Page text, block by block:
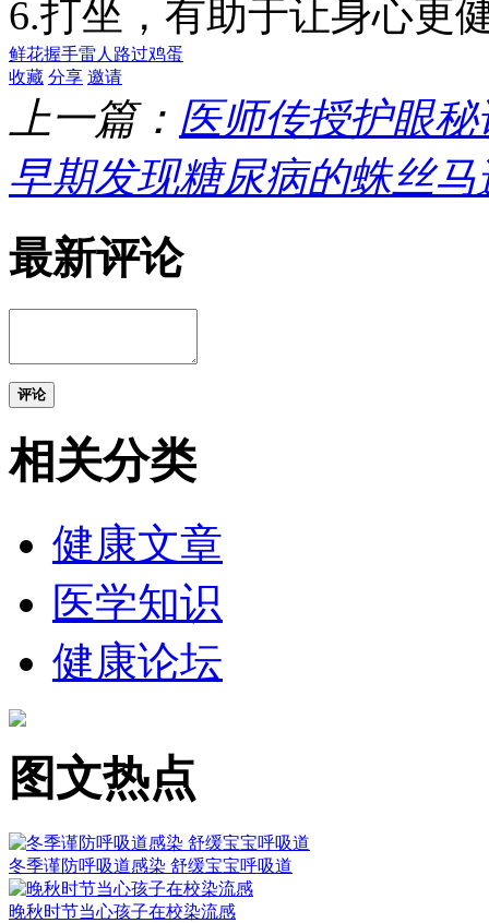
6.打坐，有助于让身心更
鲜花握手雷人 路过鸡蛋
收藏 分享 邀请
上一篇： 医师传授护眼
早期发现糖尿病的蛛丝
最新评论
评论
相关分类
健康文章
医学知识
健康论坛
图文热点
冬季谨防呼吸道感染 舒缓宝宝呼吸道
晚秋时节当心孩子在校染流感